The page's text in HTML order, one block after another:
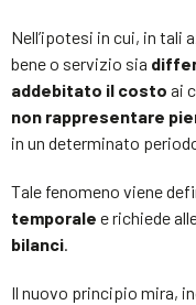
Nell’ipotesi in cui, in tali
bene o servizio sia
addebitato il costo ai
non rappresentare
in un determinato
Tale fenomeno viene
temporale e richiede
bilanci.
Il nuovo principio mira,